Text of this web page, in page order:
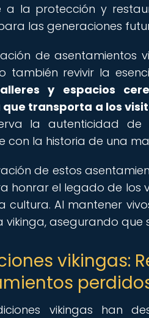
a la protección y
las generaciones
de asentamientos
también revivir la
y espacios
transporta a los
la autenticidad
con la historia de una
de estos
honrar el legado de los
cultura. Al mantener
vikinga, asegurando
vikingas:
vikingas han